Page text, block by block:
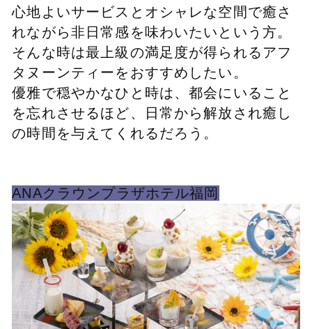
心地よいサービスとオシャレな空間で癒さ
れながら非日常感を味わいたいという方。
そんな時は最上級の満足度が得られるアフ
タヌーンティーをおすすめしたい。
優雅で穏やかなひと時は、都会にいること
を忘れさせるほど、日常から解放され癒し
の時間を与えてくれるだろう。
ANAクラウンプラザホテル福岡